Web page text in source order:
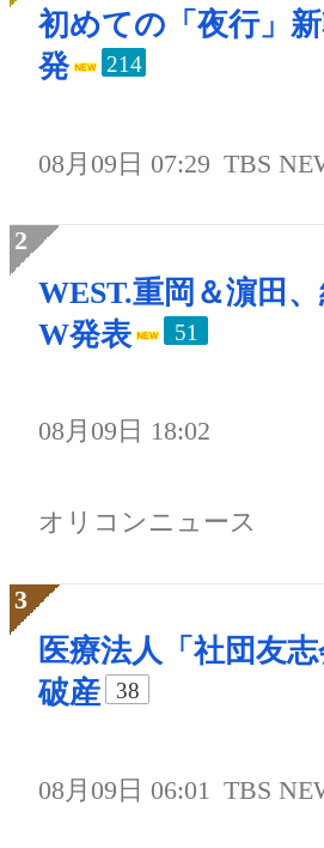
初めての「夜行」
発
214
08月09日 07:29 TBS
WEST.重岡＆濵田
W発表
51
08月09日 18:02
オリコンニュース
医療法人「社団友
破産
38
08月09日 06:01 TBS